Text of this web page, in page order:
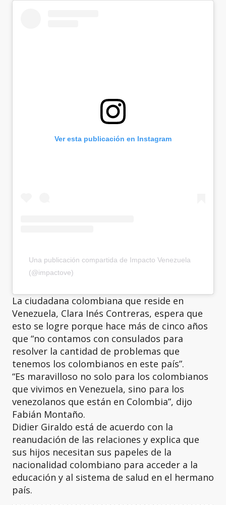
Ver esta publicación en Instagram
Una publicación compartida de Impacto Venezuela
(@impactove)
La ciudadana colombiana que reside en
Venezuela, Clara Inés Contreras, espera que
esto se logre porque hace más de cinco años
que “no contamos con consulados para
resolver la cantidad de problemas que
tenemos los colombianos en este país”.
“Es maravilloso no solo para los colombianos
que vivimos en Venezuela, sino para los
venezolanos que están en Colombia”, dijo
Fabián Montaño.
Didier Giraldo está de acuerdo con la
reanudación de las relaciones y explica que
sus hijos necesitan sus papeles de la
nacionalidad colombiano para acceder a la
educación y al sistema de salud en el hermano
país.